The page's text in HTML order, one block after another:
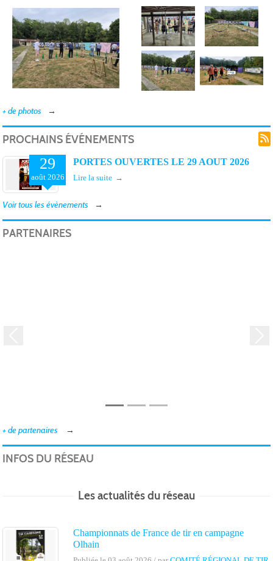
+ de photos
PROCHAINS ÉVÉNEMENTS
29
août 2026
PORTES OUVERTES LE 29 AOUT 2026
Lire la suite
Voir tous les évènements
PARTENAIRES
+ de partenaires
INFOS DU RÉSEAU
Les actualités du réseau
Championnats de France de tir en campagne
Olhain